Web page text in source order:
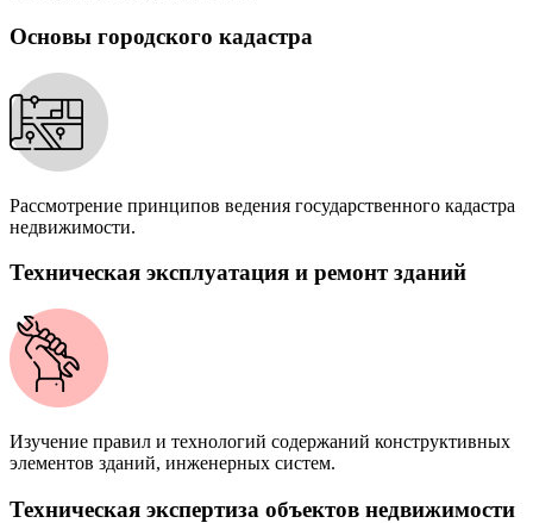
Основы городского кадастра
Рассмотрение принципов ведения государственного кадастра
недвижимости.
Техническая эксплуатация и ремонт зданий
Изучение правил и технологий содержаний конструктивных
элементов зданий, инженерных систем.
Техническая экспертиза объектов недвижимости